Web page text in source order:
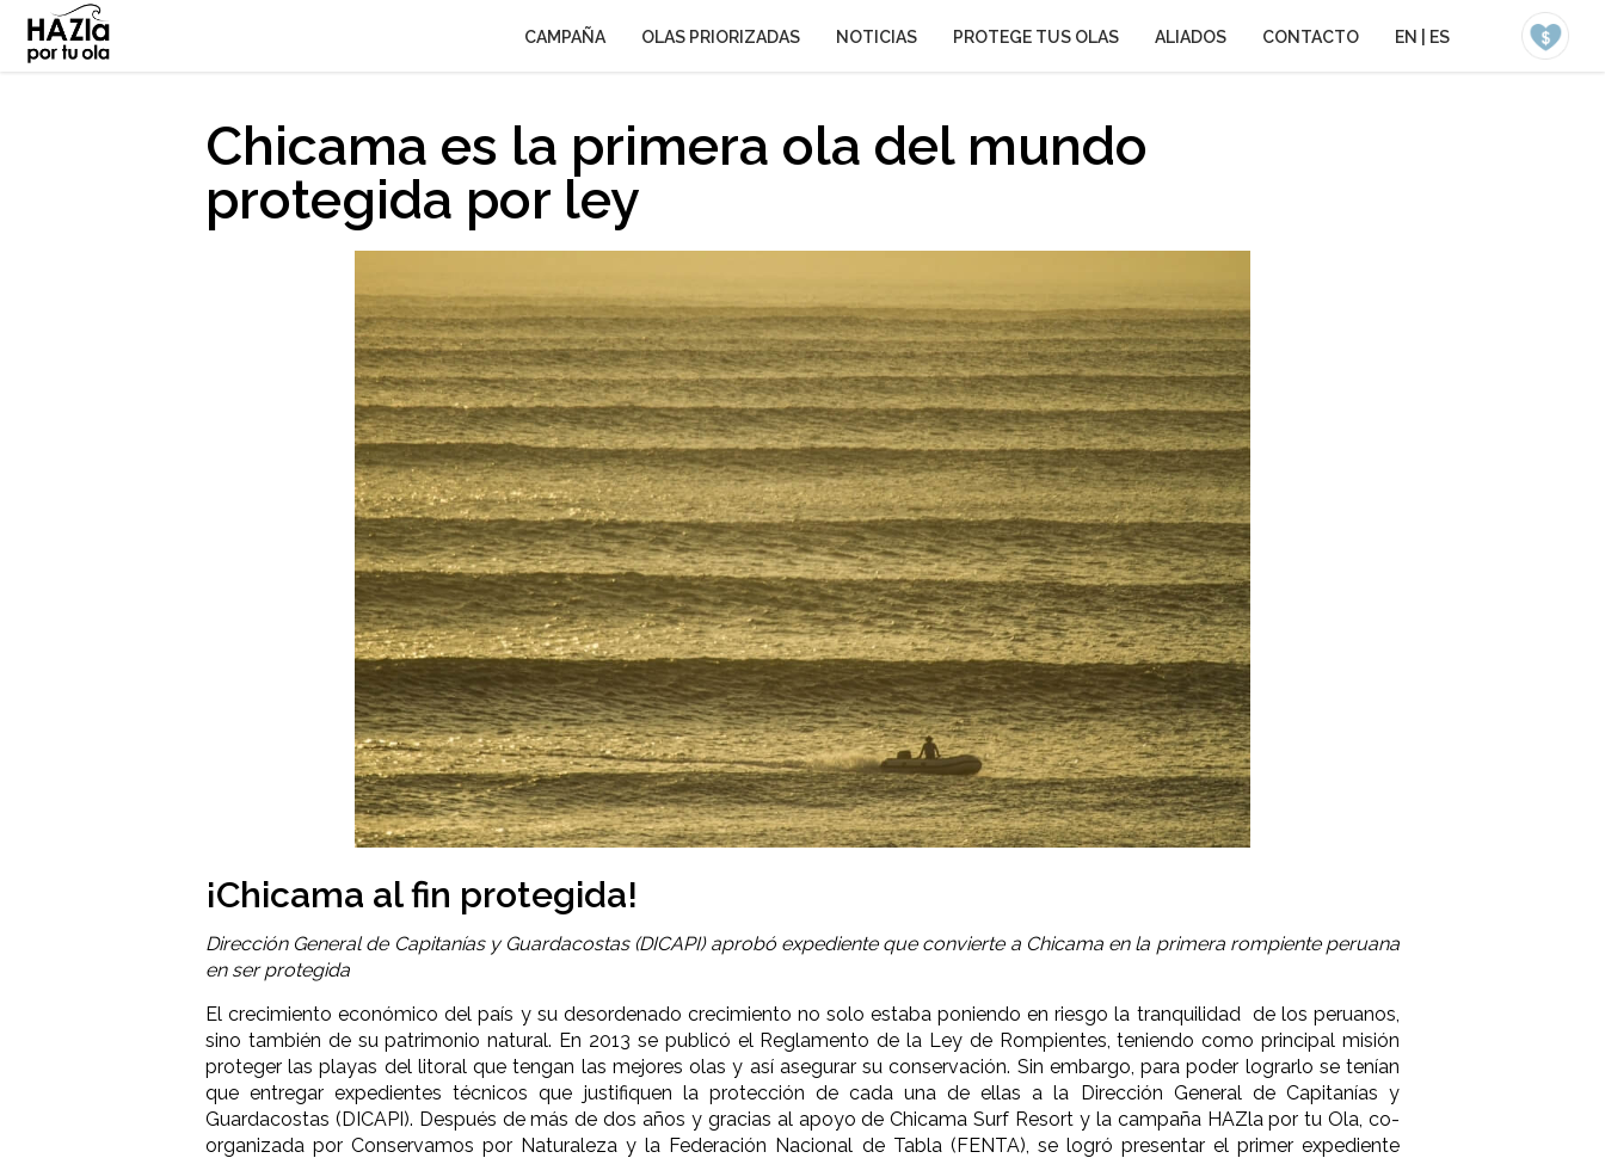
CAMPAÑA OLAS PRIORIZADAS NOTICIAS PROTEGE TUS OLAS ALIADOS CONTACTO EN ES
Chicama es la primera ola del mundo
protegida por ley
¡Chicama al fin protegida!
Dirección General de Capitanías y Guardacostas (DICAPI) aprobó expediente que convierte a Chicama en la primera rompiente peruana
en ser protegida
El crecimiento económico del país y su desordenado crecimiento no solo estaba poniendo en riesgo la tranquilidad de los peruanos,
sino también de su patrimonio natural. En 2013 se publicó el Reglamento de la Ley de Rompientes, teniendo como principal misión
proteger las playas del litoral que tengan las mejores olas y así asegurar su conservación. Sin embargo, para poder lograrlo se tenían
que entregar expedientes técnicos que justifiquen la protección de cada una de ellas a la Dirección General de Capitanías y
Guardacostas (DICAPI). Después de más de dos años y gracias al apoyo de Chicama Surf Resort y la campaña HAZla por tu Ola, co-
organizada por Conservamos por Naturaleza y la Federación Nacional de Tabla (FENTA), se logró presentar el primer expediente